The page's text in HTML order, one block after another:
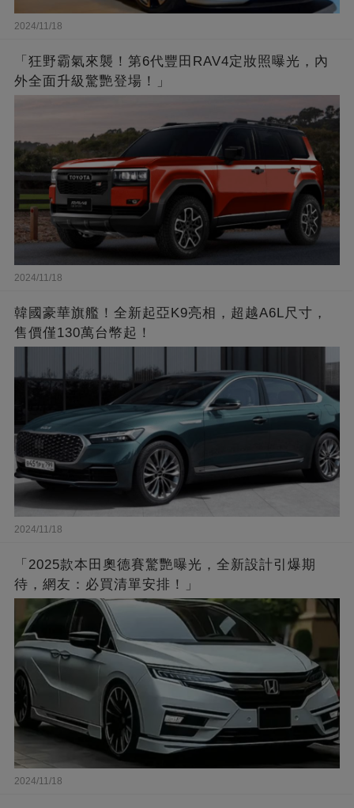
2024/11/18
「狂野霸氣來襲！第6代豐田RAV4定妝照曝光，內
外全面升級驚艷登場！」
2024/11/18
韓國豪華旗艦！全新起亞K9亮相，超越A6L尺寸，
售價僅130萬台幣起！
2024/11/18
「2025款本田奧德賽驚艷曝光，全新設計引爆期
待，網友：必買清單安排！」
2024/11/18